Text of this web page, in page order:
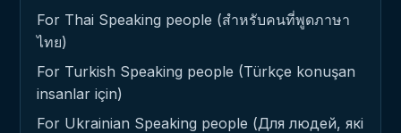
For Thai Speaking people (สำหรับคนที่พูดภาษา
ไทย)
For Turkish Speaking people (Türkçe konuşan
insanlar için)
For Ukrainian Speaking people (Для людей, які